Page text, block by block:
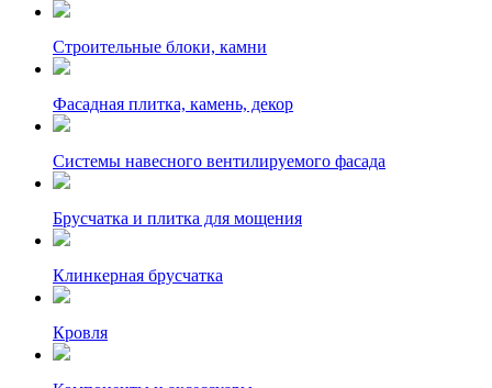
Строительные блоки, камни
Фасадная плитка, камень, декор
Системы навесного вентилируемого фасада
Брусчатка и плитка для мощения
Клинкерная брусчатка
Кровля